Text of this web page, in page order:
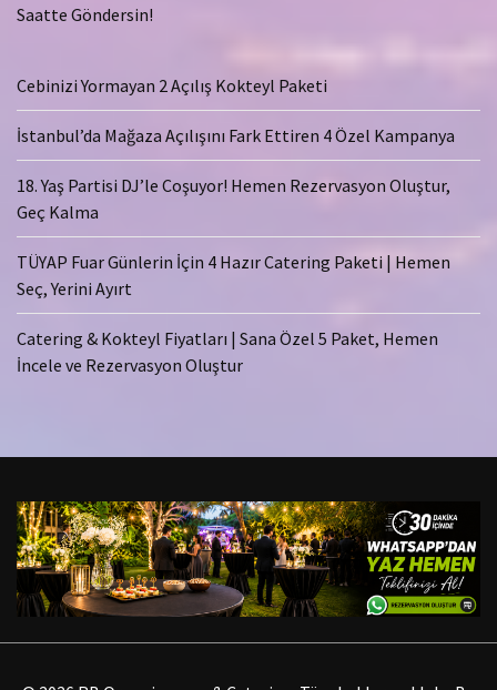
Saatte Göndersin!
Cebinizi Yormayan 2 Açılış Kokteyl Paketi
İstanbul’da Mağaza Açılışını Fark Ettiren 4 Özel Kampanya
18. Yaş Partisi DJ’le Coşuyor! Hemen Rezervasyon Oluştur,
Geç Kalma
TÜYAP Fuar Günlerin İçin 4 Hazır Catering Paketi | Hemen
Seç, Yerini Ayırt
Catering & Kokteyl Fiyatları | Sana Özel 5 Paket, Hemen
İncele ve Rezervasyon Oluştur